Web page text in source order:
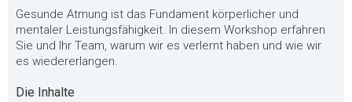
Gesunde Atmung ist das Fundament körperlicher und
mentaler Leistungsfähigkeit. In diesem Workshop erfahren
Sie und Ihr Team, warum wir es verlernt haben und wie wir
es wiedererlangen.
Die Inhalte